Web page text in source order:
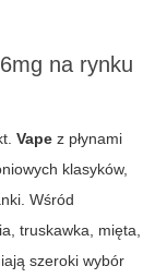
na rynku
Vape z płynami
klasyków,
Wśród
truskawka, mięta,
szeroki wybór